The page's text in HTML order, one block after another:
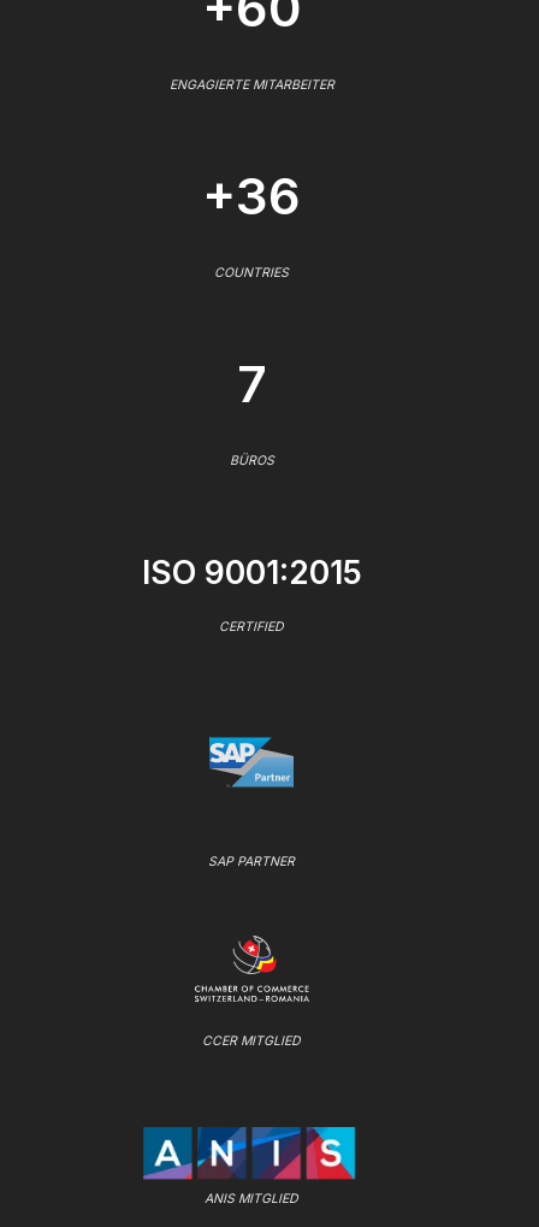
ENGAGIERTE MITARBEITER
+36
COUNTRIES
7
BÜROS
ISO 9001:2015
CERTIFIED
SAP PARTNER
CCER MITGLIED
ANIS MITGLIED